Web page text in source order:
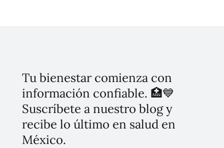
Tu bienestar comienza con
información confiable. 🏥💙
Suscríbete a nuestro blog y
recibe lo último en salud en
México.